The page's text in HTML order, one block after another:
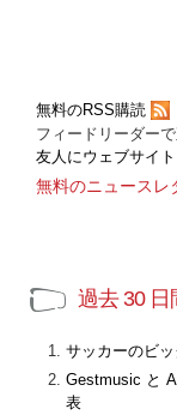
無料のRSS購読
フィードリーダー
友人にウェブサイ
無料のニュースレ
過去 30
サッカーのビ
Gestmusic と
表